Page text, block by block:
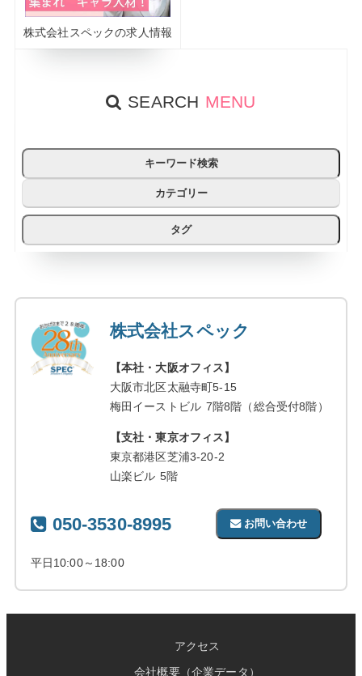
株式会社スペックの求人情報
SEARCH MENU
キーワード検索
カテゴリー
タグ
株式会社スペック
【本社・大阪オフィス】
大阪市北区太融寺町5-15
梅田イーストビル 7階8階（総合受付8階）
【支社・東京オフィス】
東京都港区芝浦3-20-2
山楽ビル 5階
050-3530-8995
平日10:00～18:00
お問い合わせ
アクセス
会社概要（企業データ）